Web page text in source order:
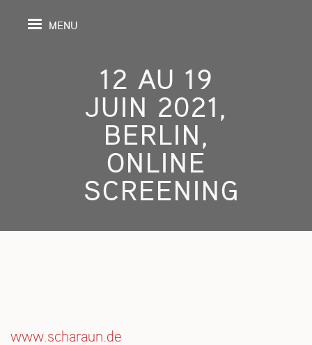
MENU
12 AU 19
JUIN 2021,
BERLIN,
ONLINE
SCREENING
www.scharaun.de